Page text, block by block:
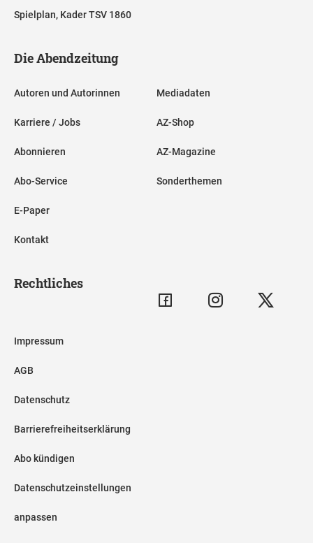
Spielplan, Kader TSV 1860
Die Abendzeitung
Autoren und Autorinnen
Karriere / Jobs
Abonnieren
Abo-Service
E-Paper
Kontakt
Mediadaten
AZ-Shop
AZ-Magazine
Sonderthemen
Rechtliches
Impressum
AGB
Datenschutz
Barrierefreiheitserklärung
Abo kündigen
Datenschutzeinstellungen
anpassen